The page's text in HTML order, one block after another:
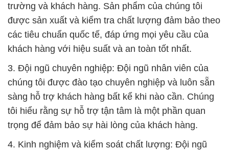
trường và khách hàng. Sản phẩm của chúng tôi
được sản xuất và kiểm tra chất lượng đảm bảo theo
các tiêu chuẩn quốc tế, đáp ứng mọi yêu cầu của
khách hàng với hiệu suất và an toàn tốt nhất.
3. Đội ngũ chuyên nghiệp: Đội ngũ nhân viên của
chúng tôi được đào tạo chuyên nghiệp và luôn sẵn
sàng hỗ trợ khách hàng bất kể khi nào cần. Chúng
tôi hiểu rằng sự hỗ trợ tận tâm là một phần quan
trọng để đảm bảo sự hài lòng của khách hàng.
4. Kinh nghiệm và kiểm soát chất lượng: Đội ngũ